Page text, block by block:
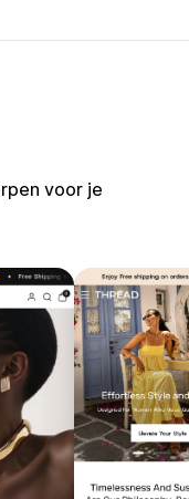
voor je